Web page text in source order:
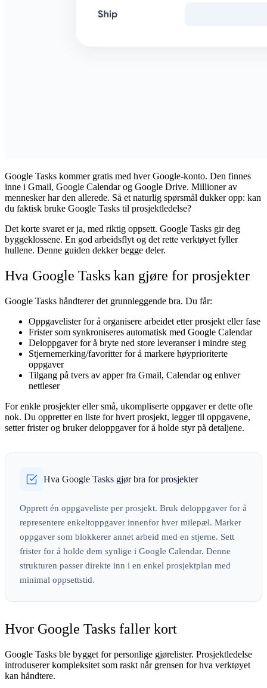
Google Tasks kommer gratis med hver Google-konto. Den finnes
inne i Gmail, Google Calendar og Google Drive. Millioner av
mennesker har den allerede. Så et naturlig spørsmål dukker opp: kan
du faktisk bruke Google Tasks til prosjektledelse?
Det korte svaret er ja, med riktig oppsett. Google Tasks gir deg
byggeklossene. En god arbeidsflyt og det rette verktøyet fyller
hullene. Denne guiden dekker begge deler.
Hva Google Tasks kan gjøre for prosjekter
Google Tasks håndterer det grunnleggende bra. Du får:
Oppgavelisterfor å organisere arbeidet etter prosjekt eller fase
Fristersom synkroniseres automatisk med Google Calendar
Deloppgaverfor å bryte ned store leveranser i mindre steg
Stjernemerking/favoritterfor å markere høyprioriterte
oppgaver
Tilgang på tvers av apperfra Gmail, Calendar og enhver
nettleser
For enkle prosjekter eller små, ukompliserte oppgaver er dette ofte
nok. Du oppretter en liste for hvert prosjekt, legger til oppgavene,
setter frister og bruker deloppgaver for å holde styr på detaljene.
Hva Google Tasks gjør bra for prosjekter
Opprett én oppgaveliste per prosjekt. Bruk deloppgaver for å
representere enkeltoppgaver innenfor hver milepæl. Marker
oppgaver som blokkerer annet arbeid med en stjerne. Sett
frister for å holde dem synlige i Google Calendar. Denne
strukturen passer direkte inn i en enkel prosjektplan med
minimal oppsettstid.
Hvor Google Tasks faller kort
Google Tasks ble bygget for personlige gjørelister. Prosjektledelse
introduserer kompleksitet som raskt når grensen for hva verktøyet
kan håndtere.